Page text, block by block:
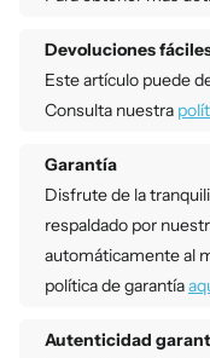
Devoluciones
Este artículo puede
Consulta nuestra
Garantía
Disfrute de la
respaldado por
automáticamente al
política de garantía
Autenticidad